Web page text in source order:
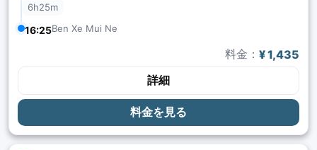
6h25m
16:25Ben Xe Mui Ne
料金： ¥ 1,435
詳細
料金を見る